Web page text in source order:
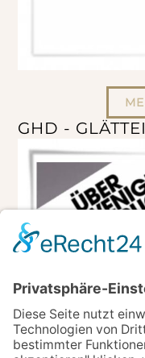
GHD -